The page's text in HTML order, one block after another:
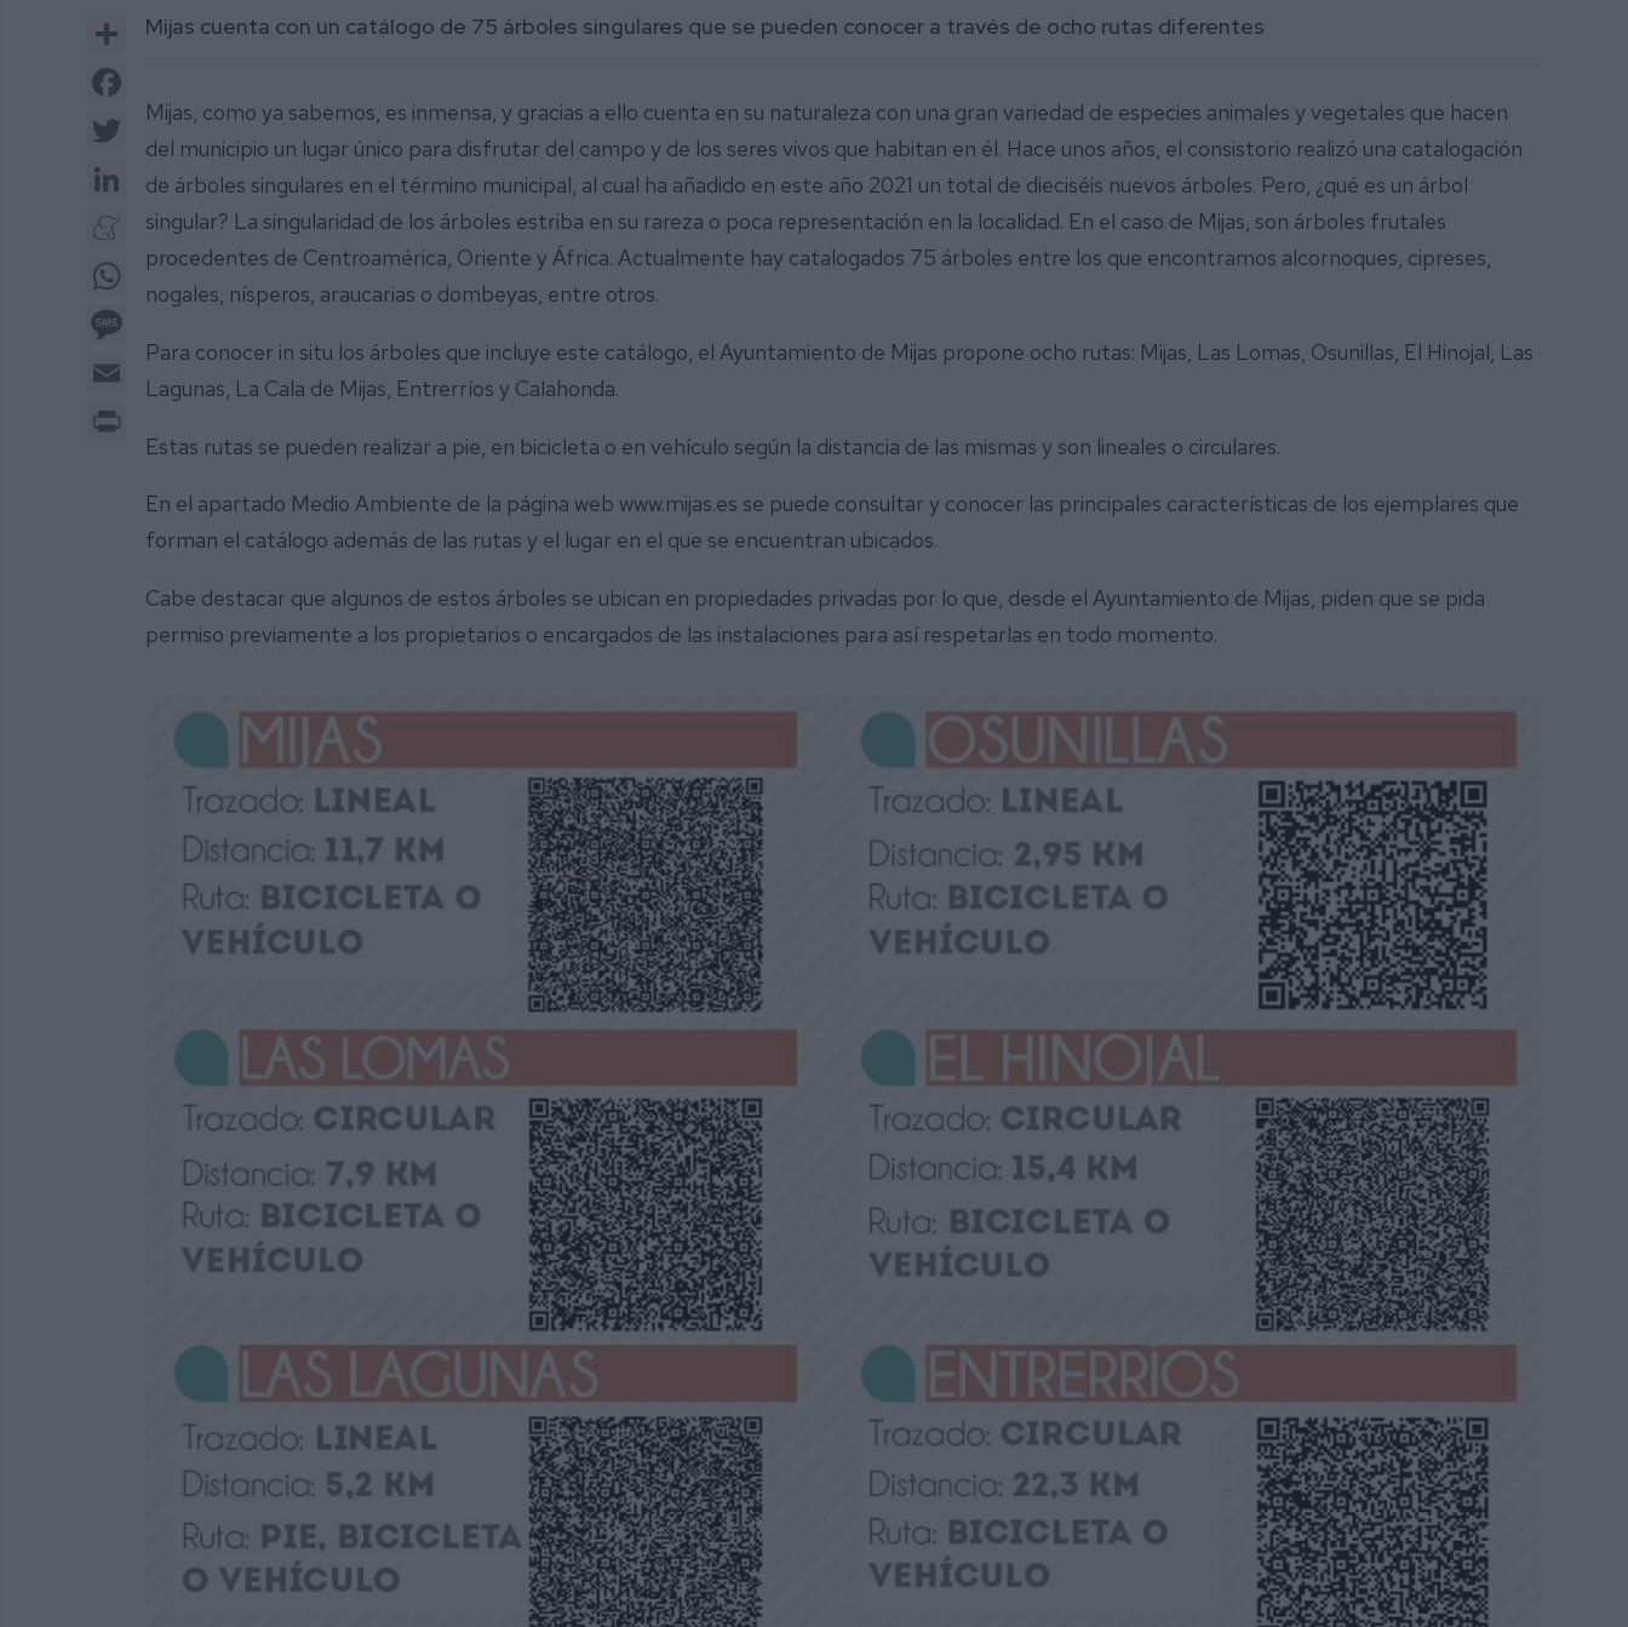
Share
Twitter
Meneame
WhatsApp
Message
Email
Mijas cuenta con un catálogo de 75 árboles singulares que se pueden conocer a través de ocho rutas diferentes
Mijas, como ya sabemos, es inmensa, y gracias a ello cuenta en su naturaleza con una gran variedad de especies animales y vegetales que hacen
del municipio un lugar único para disfrutar del campo y de los seres vivos que habitan en él. Hace unos años, el consistorio realizó una catalogación
de árboles singulares en el término municipal, al cual ha añadido en este año 2021 un total de dieciséis nuevos árboles. Pero, ¿qué es un árbol
singular? La singularidad de los árboles estriba en su rareza o poca representación en la localidad. En el caso de Mijas, son árboles frutales
procedentes de Centroamérica, Oriente y África. Actualmente hay catalogados 75 árboles entre los que encontramos alcornoques, cipreses,
nogales, nísperos, araucarias o dombeyas, entre otros.
Para conocer in situ los árboles que incluye este catálogo, el Ayuntamiento de Mijas propone ocho rutas: Mijas, Las Lomas, Osunillas, El Hinojal, Las
Lagunas, La Cala de Mijas, Entrerríos y Calahonda.
Estas rutas se pueden realizar a pie, en bicicleta o en vehículo según la distancia de las mismas y son lineales o circulares.
En el apartado Medio Ambiente de la página web www.mijas.es se puede consultar y conocer las principales características de los ejemplares que
forman el catálogo además de las rutas y el lugar en el que se encuentran ubicados.
Cabe destacar que algunos de estos árboles se ubican en propiedades privadas por lo que, desde el Ayuntamiento de Mijas, piden que se pida
permiso previamente a los propietarios o encargados de las instalaciones para así respetarlas en todo momento.